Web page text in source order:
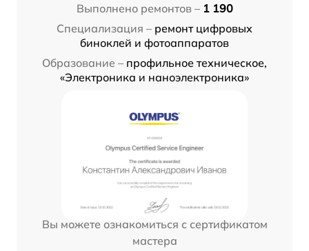
Выполнено ремонтов – 1 190
Специализация – ремонт цифровых
биноклей и фотоаппаратов
Образование – профильное техническое,
«Электроника и наноэлектроника»
Вы можете ознакомиться с сертификатом
мастера